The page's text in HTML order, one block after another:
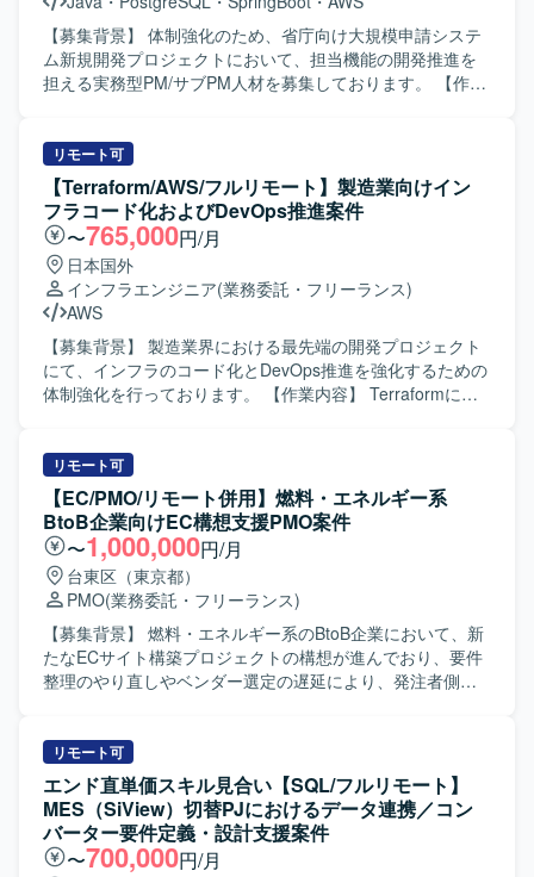
ていただきます。 会議のファシリテーションおよび論点整
理を通じて、意思決定を支援していただきます。 【求める
人物像】 顧客側PdMを支援する立場として、事業目線で課
題を整理し、意思決定を支援できる方を求めております。
定しております。 【ポジションの魅力】 事業の中核である
アート取引領域において、CRM業務および基幹システムの
設計から関与していただけます。 経営層から現場部門、開
発チームまで横断的に関わりながら、DX推進に直接貢献で
きるポジションです。 CRMデータ基盤や業務プロセスの設
計を通じて、上流工程のスキルを高めることができます。
【開発環境】 Salesforceやkintoneなどのクラウド型CRMプ
ラットフォームを中心とした環境を想定しております。
【募集背景】 体制強化のため、省庁向け大規模申請システ
ム新規開発プロジェクトにおいて、担当機能の開発推進を
担える実務型PM/サブPM人材を募集しております。 【作業
いただきます。利用者増加に伴う手続負荷の軽減と業務効
率化を目的としたシステムの開発を進めていただきます。
具体的には、担当機能の開発推進、進捗・課題・リスク管
理、仕様整理や不明点の確認、論点整理、元請への報告、
関係者調整、他チームや関連部署との横断調整、各種資料
作成などを行っていただきます。 【求める人物像】 複数部
門・複数組織が関わる大規模案件の中で、主体的に論点を
整理しながら関係者と円滑にコミュニケーションを取り、
自走してプロジェクトを推進できる方を求めております。
また、業務システム開発における一連の工程を理解し、ド
キュメント作成を通じて情報をわかりやすく整理できる方
いただけます。利用者増加に伴う業務課題の解決に直結す
るシステム開発の中核を担えるため、上流からのプロジェ
クトマネジメント経験を積むことができます。複数本部に
よる合同開発体制のもとで、横断的な調整力やマネジメン
トスキルを高められる環境です。 【開発環境】 Flutter、
Java、TypeScript、SpringBoot、PostgreSQL、React、
AWS などを用いた環境での開発となります。
リモート可
【Terraform/AWS/フルリモート】製造業向けイン
フラコード化およびDevOps推進案件
〜765,000円/月
日本国外
インフラエンジニア(業務委託・フリーランス)
AWS
【募集背景】 製造業界における最先端の開発プロジェクト
にて、インフラのコード化とDevOps推進を強化するための
体制強化を行っております。 【作業内容】 Terraformによ
ード作成およびコードレビュー対応、Terraformのアプライ
作業と、それに伴う関係各所への連携・通知・調整を実施
していただきます。 また、CI/CDおよび評価運用の仕組み
化として、開発・運用基盤における効率的なCIプロセスの
設計および実装、開発環境（コードエディター）の整備と
ドキュメント化、クラウド上のWeb操作からコードエディ
ターへの移行に伴う拡張機能やツールの設定・検証、手順
書や仕様書の作成・アップデートのサポートを行っていた
だきます。 【求める人物像】 インフラのコード化や
DevOpsに主体的に取り組み、チームと連携しながら開発全
触れながら、大手製造業向けの影響力の大きい基盤開発に
携わることができます。単なるインフラ維持管理にとどま
らず、CI/CDの仕組み化やエディター環境の整備など、
DevOpsの推進者として開発全体の仕組みづくりを主導して
いただけます。 【開発環境】 Terraformを用いたインフラ
コード化および主要クラウドサービス（AWSなど）上での
リモート可
【EC/PMO/リモート併用】燃料・エネルギー系
BtoB企業向けEC構想支援PMO案件
〜1,000,000円/月
台東区（東京都）
PMO(業務委託・フリーランス)
【募集背景】 燃料・エネルギー系のBtoB企業において、新
たなECサイト構築プロジェクトの構想が進んでおり、要件
整理のやり直しやベンダー選定の遅延により、発注者側の
募集しております。 【作業内容】 構想段階および要件整理
中のプロジェクトに参画いただき、発注者側PMOとしてプ
ロジェクト全体の推進支援を行っていただきます。具体的
には、要件整理資料や論点整理資料の作成、既存の構想資
料やRFP、業務フロー、現行システム資料を踏まえた再要
件整理を行っていただきます。また、課題管理表、ToDo管
リモート可
エンド直単価スキル見合い【SQL/フルリモート】
MES（SiView）切替PJにおけるデータ連携／コン
バーター要件定義・設計支援案件
〜700,000円/月